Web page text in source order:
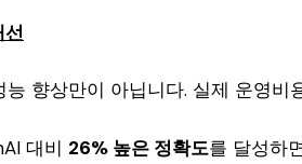
향상만이 아닙니다. 실제 운영비
대비 26% 높은 정확도를 달성하